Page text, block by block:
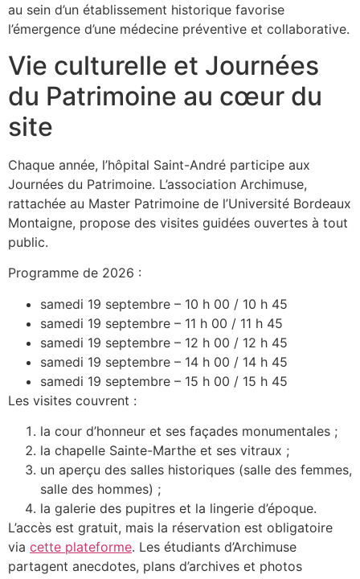
au sein d’un établissement historique favorise
l’émergence d’une médecine préventive et collaborative.
Vie culturelle et Journées
du Patrimoine au cœur du
site
Chaque année, l’hôpital Saint-André participe aux
Journées du Patrimoine. L’association Archimuse,
rattachée au Master Patrimoine de l’Université Bordeaux
Montaigne, propose des visites guidées ouvertes à tout
public.
Programme de 2026 :
samedi 19 septembre – 10 h 00 / 10 h 45
samedi 19 septembre – 11 h 00 / 11 h 45
samedi 19 septembre – 12 h 00 / 12 h 45
samedi 19 septembre – 14 h 00 / 14 h 45
samedi 19 septembre – 15 h 00 / 15 h 45
Les visites couvrent :
la cour d’honneur et ses façades monumentales ;
la chapelle Sainte-Marthe et ses vitraux ;
un aperçu des salles historiques (salle des femmes,
salle des hommes) ;
la galerie des pupitres et la lingerie d’époque.
L’accès est gratuit, mais la réservation est obligatoire
via cette plateforme. Les étudiants d’Archimuse
partagent anecdotes, plans d’archives et photos